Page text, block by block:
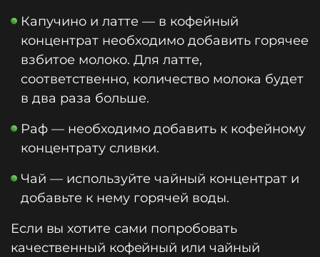
Капучино и латте — в кофейный
концентрат необходимо добавить горячее
взбитое молоко. Для латте,
соответственно, количество молока будет
в два раза больше.
Раф — необходимо добавить к кофейному
концентрату сливки.
Чай — используйте чайный концентрат и
добавьте к нему горячей воды.
Если вы хотите сами попробовать
качественный кофейный или чайный